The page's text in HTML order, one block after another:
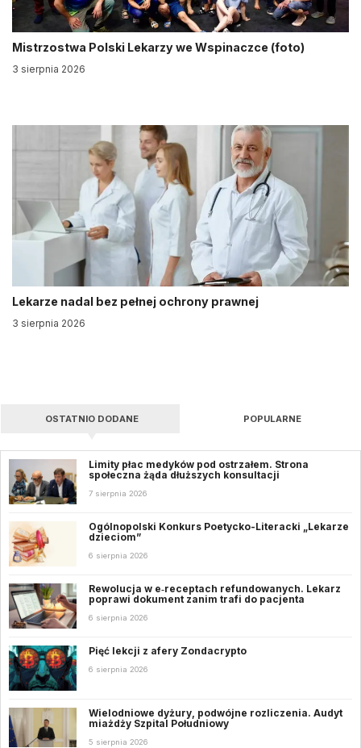
Mistrzostwa Polski Lekarzy we Wspinaczce (foto)
3 sierpnia 2026
Lekarze nadal bez pełnej ochrony prawnej
3 sierpnia 2026
OSTATNIO DODANE POPULARNE
Limity płac medyków pod ostrzałem. Strona
społeczna żąda dłuższych konsultacji
7 sierpnia 2026
Ogólnopolski Konkurs Poetycko-Literacki „Lekarze
dzieciom”
6 sierpnia 2026
Rewolucja w e‑receptach refundowanych. Lekarz
poprawi dokument zanim trafi do pacjenta
6 sierpnia 2026
Pięć lekcji z afery Zondacrypto
6 sierpnia 2026
Wielodniowe dyżury, podwójne rozliczenia. Audyt
miażdży Szpital Południowy
5 sierpnia 2026